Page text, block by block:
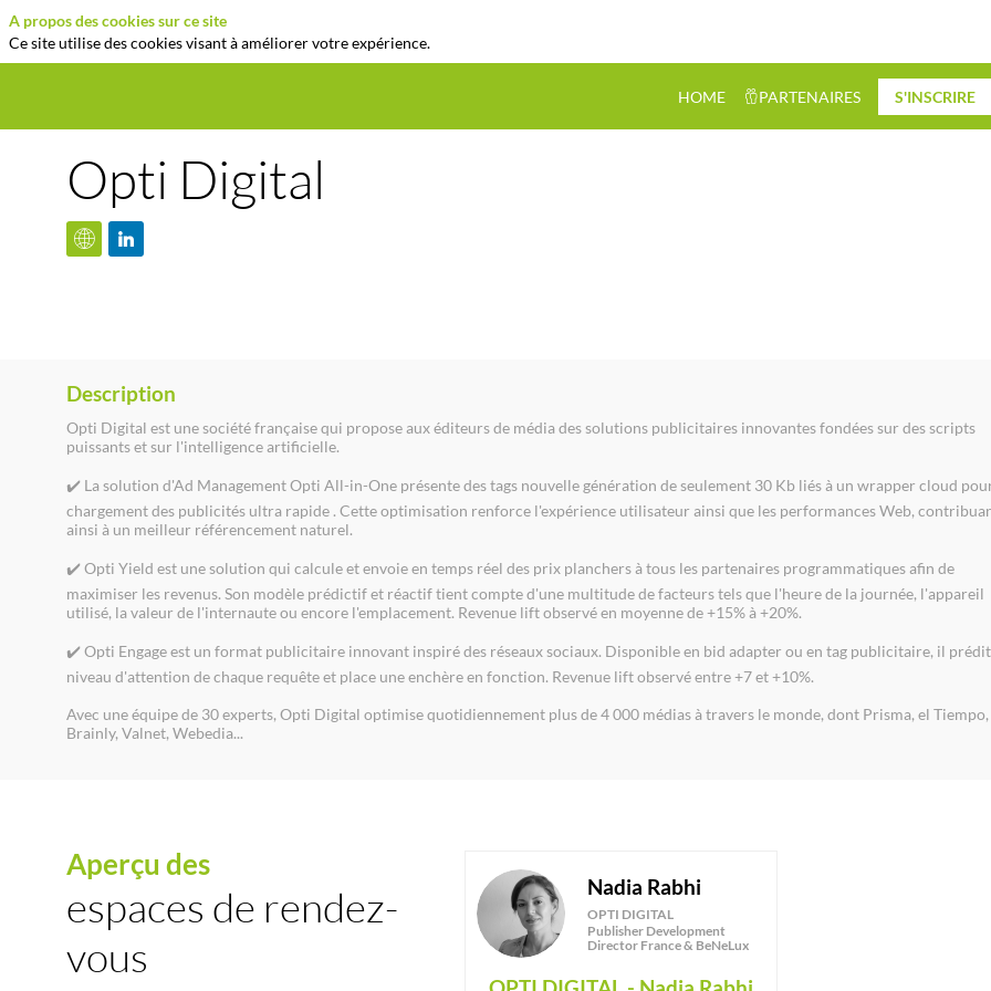
HOME PARTENAIRES S'INSCRIRE
Opti Digital
Description
Opti Digital est une société française qui propose aux éditeurs de média des solutions publicitaires innovantes fondées sur des scripts
puissants et sur l'intelligence artificielle.
✔️ La solution d'Ad Management Opti All-in-One présente des tags nouvelle génération de seulement 30 Kb liés à un wrapper cloud
chargement des publicités ultra rapide . Cette optimisation renforce l'expérience utilisateur ainsi que les performances Web,
ainsi à un meilleur référencement naturel.
✔️ Opti Yield est une solution qui calcule et envoie en temps réel des prix planchers à tous les partenaires programmatiques afin de
maximiser les revenus. Son modèle prédictif et réactif tient compte d'une multitude de facteurs tels que l'heure de la journée, l'appareil
utilisé, la valeur de l'internaute ou encore l'emplacement. Revenue lift observé en moyenne de +15% à +20%.
✔️ Opti Engage est un format publicitaire innovant inspiré des réseaux sociaux. Disponible en bid adapter ou en tag publicitaire, il
niveau d'attention de chaque requête et place une enchère en fonction. Revenue lift observé entre +7 et +10%.
Avec une équipe de 30 experts, Opti Digital optimise quotidiennement plus de 4 000 médias à travers le monde, dont Prisma, el Tiempo,
Brainly, Valnet, Webedia...
Aperçu des
espaces de rendez-
vous
NR
Nadia Rabhi
OPTI DIGITAL
Publisher Development
Director France & BeNeLux
A propos des cookies sur ce site
Ce site utilise des cookies visant à améliorer votre expérience.